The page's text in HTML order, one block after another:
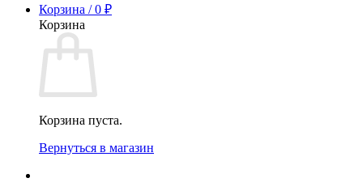
Корзина /0 ₽
Корзина
Корзина пуста.
Вернуться в магазин